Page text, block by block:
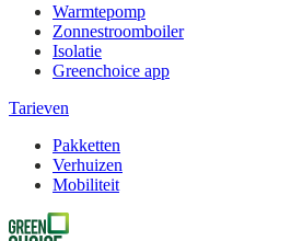
Warmtepomp
Zonnestroomboiler
Isolatie
Greenchoice app
Tarieven
Pakketten
Verhuizen
Mobiliteit